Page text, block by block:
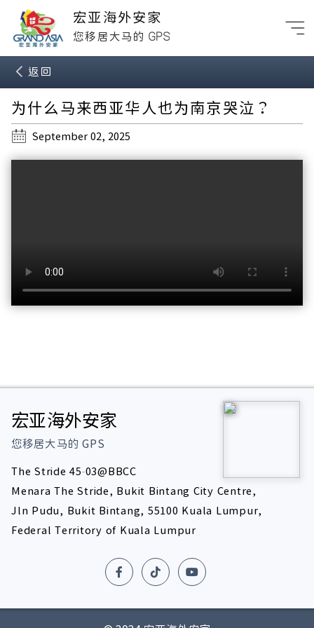
宏亚海外安家
您移居大马的 GPS
返回
为什么马来西亚华人也为南京哭泣？
September 02, 2025
宏亚海外安家
您移居大马的GPS
The Stride 45-03@BBCC
Menara The Stride, Bukit Bintang City Centre,
Jln Pudu, Bukit Bintang, 55100 Kuala Lumpur,
Federal Territory of Kuala Lumpur